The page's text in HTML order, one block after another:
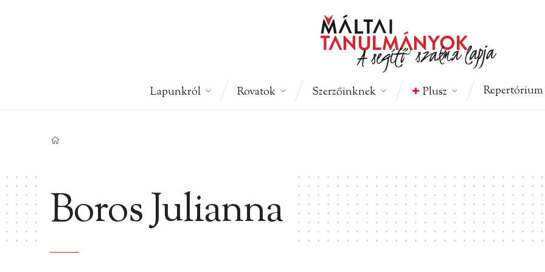
Lapunkról Rovatok Szerzőinknek Plusz Repertórium
Boros Julianna